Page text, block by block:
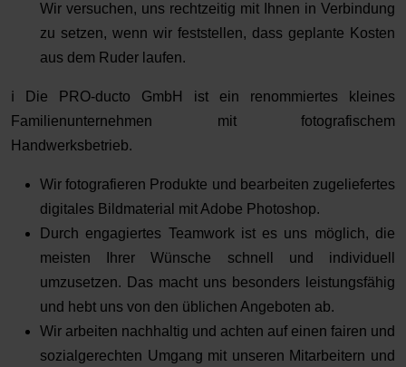
Wir versuchen, uns rechtzeitig mit Ihnen in Verbindung
zu setzen, wenn wir feststellen, dass geplante Kosten
aus dem Ruder laufen.
ℹ️ Die PRO-ducto GmbH ist ein renommiertes kleines
Familienunternehmen mit fotografischem
Handwerksbetrieb.
Wir fotografieren Produkte und bearbeiten zugeliefertes
digitales Bildmaterial mit Adobe Photoshop.
Durch engagiertes Teamwork ist es uns möglich, die
meisten Ihrer Wünsche schnell und individuell
umzusetzen. Das macht uns besonders leistungsfähig
und hebt uns von den üblichen Angeboten ab.
Wir arbeiten nachhaltig und achten auf einen fairen und
sozialgerechten Umgang mit unseren Mitarbeitern und